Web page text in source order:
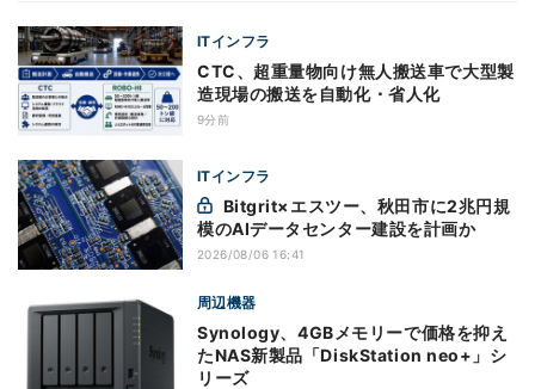
ITインフラ
CTC、超重量物向け無人搬送車で大型製
造現場の搬送を自動化・省人化
9分前
ITインフラ
模のAIデータセンター建設を計画か
2026/08/06 16:41
周辺機器
Synology、4GBメモリーで価格を抑え
たNAS新製品「DiskStation neo+」シ
リーズ